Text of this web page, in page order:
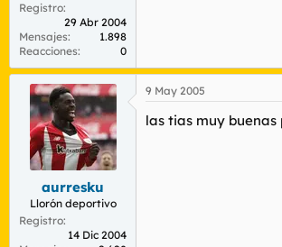
Registro
29 Abr 2004
Mensajes
1.898
Reacciones
0
aurresku
Llorón deportivo
Registro
14 Dic 2004
9 May 2005
las tias muy